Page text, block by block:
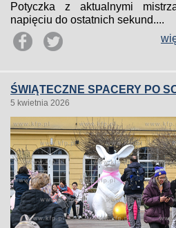
Potyczka z aktualnymi
napięciu do ostatnich sekund....
ŚWIĄTECZNE SPACERY PO
5 kwietnia 2026